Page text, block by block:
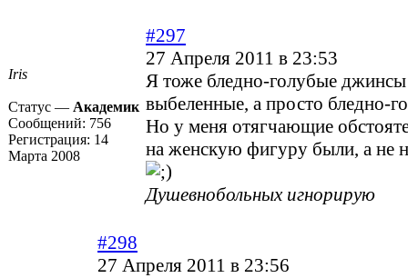
Iris
Статус — Академик
Сообщений: 756
Регистрация: 14
Марта 2008
#297
27 Апреля 2011 в 23:53
Я тоже бледно-голубые
выбеленные, а просто бледно-
Но у меня отягчающие
на женскую фигуру были, а не
Душевнобольных игнорирую
#298
27 Апреля 2011 в 23:56